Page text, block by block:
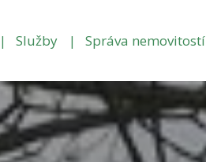
Služby Správa nemovitostí